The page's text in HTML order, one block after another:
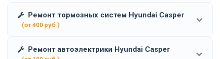
Ремонт тормозных систем Hyundai Casper
(от 400 руб.)
Ремонт автоэлектрики Hyundai Casper